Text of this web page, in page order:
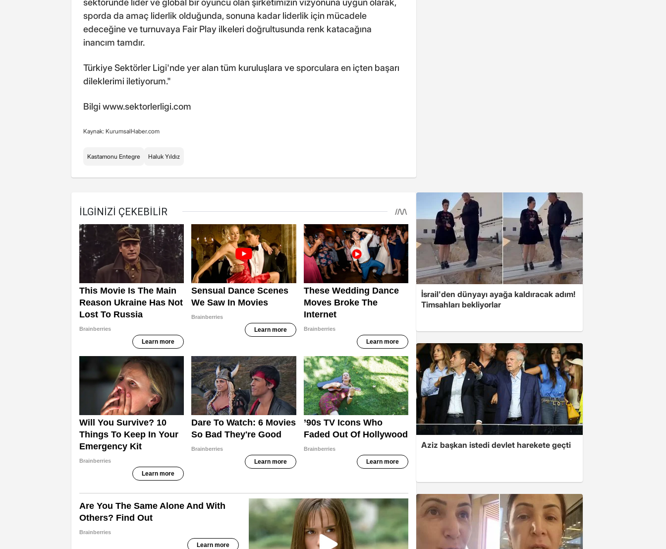
sektöründe lider ve global bir oyuncu olan şirketimizin vizyonuna uygun olarak,
sporda da amaç liderlik olduğunda, sonuna kadar liderlik için mücadele
edeceğine ve turnuvaya Fair Play ilkeleri doğrultusunda renk katacağına
inancım tamdır.
Türkiye Sektörler Ligi'nde yer alan tüm kuruluşlara ve sporculara en içten başarı
dileklerimi iletiyorum."
Bilgi www.sektorlerligi.com
Kaynak: KurumsalHaber.com
Kastamonu Entegre Haluk Yıldız
İsrail'den dünyayı ayağa kaldıracak adım!
Timsahları bekliyorlar
Aziz başkan istedi devlet harekete geçti